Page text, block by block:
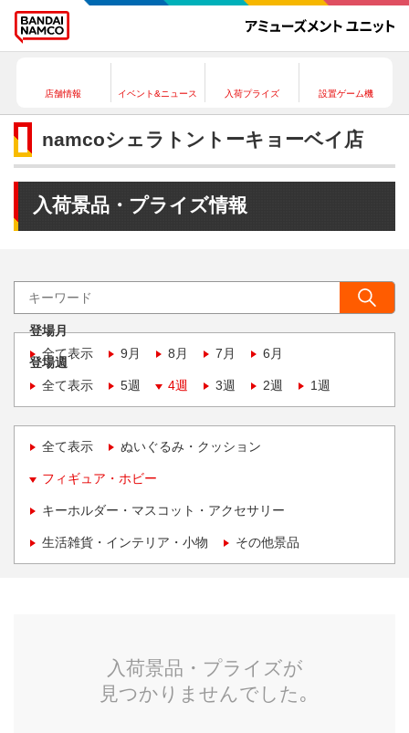
店舗情報 イベント&ニュース 入荷プライズ 設置ゲーム機
namcoシェラトントーキョーベイ店
入荷景品・プライズ情報
登場月
全て表示
9月 8月 7月 6月
登場週
全て表示
5週 4週 3週 2週 1週
全て表示 ぬいぐるみ・クッション
フィギュア・ホビー
キーホルダー・マスコット・アクセサリー
生活雑貨・インテリア・小物 その他景品